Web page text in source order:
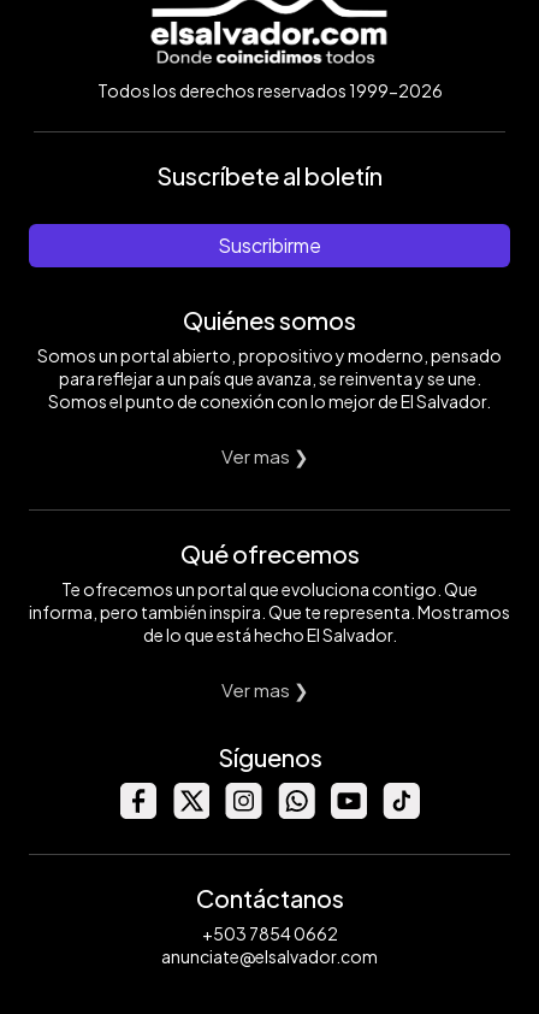
Todos los derechos reservados 1999-2026
Suscríbete al boletín
Suscribirme
Quiénes somos
Somos un portal abierto, propositivo y moderno, pensado
para reflejar a un país que avanza, se reinventa y se une.
Somos el punto de conexión con lo mejor de El Salvador.
Ver mas ❯
Qué ofrecemos
Te ofrecemos un portal que evoluciona contigo. Que
informa, pero también inspira. Que te representa. Mostramos
de lo que está hecho El Salvador.
Ver mas ❯
Síguenos
Contáctanos
+503 7854 0662
anunciate@elsalvador.com